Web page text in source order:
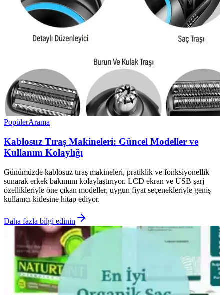
PopülerArama
Kablosuz Tıraş Makineleri: Güncel Modeller ve
Kullanım Kolaylığı
Günümüzde kablosuz tıraş makineleri, pratiklik ve fonksiyonellik
sunarak erkek bakımını kolaylaştırıyor. LCD ekran ve USB şarj
özellikleriyle öne çıkan modeller, uygun fiyat seçenekleriyle geniş
kullanıcı kitlesine hitap ediyor.
Daha fazla bilgi edinin